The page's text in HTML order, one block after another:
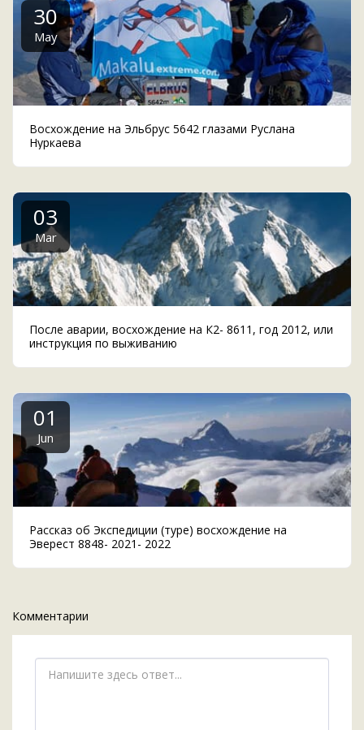
30
May
Восхождение на Эльбрус 5642 глазами Руслана
Нуркаева
03
Mar
После аварии, восхождение на К2- 8611, год 2012, или
инструкция по выживанию
01
Jun
Рассказ об Экспедиции (туре) восхождение на
Эверест 8848- 2021- 2022
Комментарии